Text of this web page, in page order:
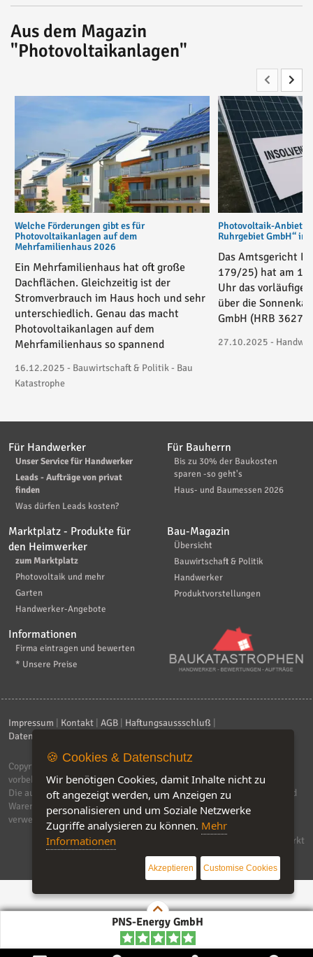
Aus dem Magazin
"Photovoltaikanlagen"
Welche Förderungen gibt es für
Photovoltaikanlagen auf dem
Mehrfamilienhaus 2026
Ein Mehrfamilienhaus hat oft große
Dachflächen. Gleichzeitig ist der
Stromverbrauch im Haus hoch und sehr
unterschiedlich. Genau das macht
Photovoltaikanlagen auf dem
Mehrfamilienhaus so spannend
16.12.2025 - Bauwirtschaft & Politik - Bau
Katastrophe
Photovoltaik-Anbieter
Ruhrgebiet GmbH“ in
Das Amtsgericht
179/25) hat am
Uhr das vorläufige
über die
GmbH (HRB
27.10.2025 -
PNS-Energy GmbH
Für Handwerker
Unser Service für Handwerker
Leads - Aufträge von privat
finden
Was dürfen Leads kosten?
Für Bauherrn
Bis zu 30% der Baukosten
sparen -so geht's
Haus- und Baumessen 2026
Marktplatz - Produkte für
den Heimwerker
zum Marktplatz
Photovoltaik und mehr
Garten
Handwerker-Angebote
Bau-Magazin
Übersicht
Bauwirtschaft & Politik
Handwerker
Produktvorstellungen
Informationen
Firma eintragen und bewerten
* Unsere Preise
Impressum Kontakt AGB Haftungsaussschluß
Datenschutzerklärung
Copyright © 2026
vorbehalten.
Die auf dieser Seite verwendeten Produktbezeichnungen, Namen und
Warenzeichen sind Eigentum der jeweiligen Firmen. Unser Portal
verwendet Affiliat-Links, für dir wir Geld erhalten.
Software by IQ-Markt
🍪 Cookies & Datenschutz
Wir benötigen Cookies, damit Inhalte nicht zu
oft angezeigt werden, um Anzeigen zu
personalisieren und um Soziale Netzwerke
Zugriffe analysieren zu können. Mehr
Informationen
Akzeptieren Customise Cookies